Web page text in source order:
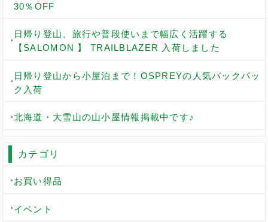
30％OFF
日帰り登山、旅行や普段使いまで幅広く活躍する
【SALOMON 】 TRAILBLAZER 入荷しました
日帰り登山から小屋泊まで！OSPREYの人気バックパッ
ク入荷
北海道・大雪山の山小屋情報掲載中です♪
カテゴリ
お買い得品
イベント